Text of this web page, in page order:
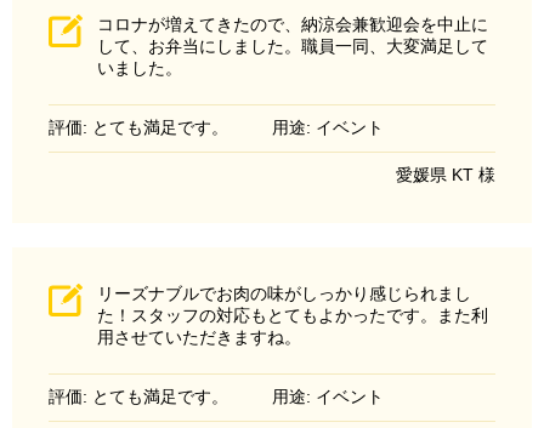
コロナが増えてきたので、納涼会兼歓迎会を中止に
して、お弁当にしました。職員一同、大変満足して
いました。
評価: とても満足です。 用途: イベント
愛媛県 KT 様
リーズナブルでお肉の味がしっかり感じられまし
た！スタッフの対応もとてもよかったです。また利
用させていただきますね。
評価: とても満足です。 用途: イベント